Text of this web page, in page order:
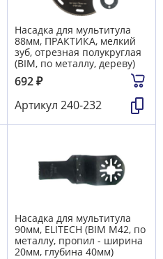
Насадка для мультитула
88мм, ПРАКТИКА, мелкий
зуб, отрезная полукруглая
(BIM, по металлу, дереву)
692₽
Артикул 240-232
Насадка для мультитула
90мм, ELITECH (BIM M42, по
металлу, пропил - ширина
20мм, глубина 40мм)